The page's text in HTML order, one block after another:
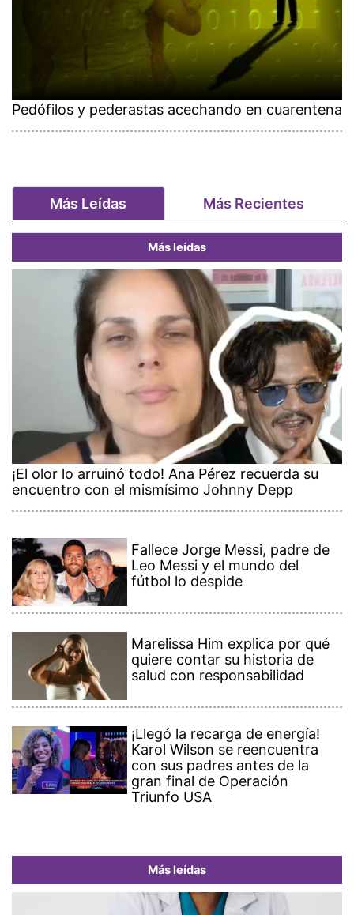
Pedófilos y pederastas acechando en cuarentena
Más Leídas Más Recientes
Más leídas
¡El olor lo arruinó todo! Ana Pérez recuerda su
encuentro con el mismísimo Johnny Depp
Fallece Jorge Messi, padre de
Leo Messi y el mundo del
fútbol lo despide
Marelissa Him explica por qué
quiere contar su historia de
salud con responsabilidad
¡Llegó la recarga de energía!
Karol Wilson se reencuentra
con sus padres antes de la
gran final de Operación
Triunfo USA
Más leídas